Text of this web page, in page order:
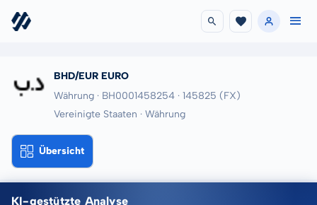
BHD/EUR EURO
Währung · BH0001458254 · 145825 (FX)
Vereinigte Staaten · Währung
Übersicht
KI-gestützte Analyse